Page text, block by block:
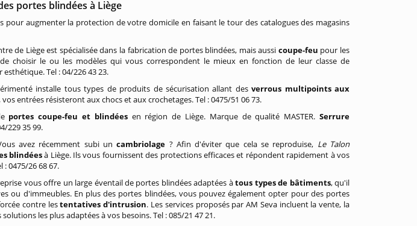
portes blindées à Liège
pour augmenter la protection de votre domicile en faisant le tour des catalogues des magasins
de Liège est spécialisée dans la fabrication de portes blindées, mais aussi coupe-feu pour les
choisir le ou les modèles qui vous correspondent le mieux en fonction de leur classe de
Tel : 04/226 43 23.
installe tous types de produits de sécurisation allant desverrous multipoints aux
entrées résisteront aux chocs et aux crochetages. Tel : 0475/51 06 73.
portes coupe-feu et blindéesen région de Liège. Marque de qualité MASTER.Serrure
229 35 99.
avez récemment subi un cambriolage ? Afin d'éviter que cela se reproduise, Le Talon
blindéesà Liège. Ils vous fournissent des protections efficaces et répondent rapidement à vos
: 0475/26 68 67.
vous offre un large éventail de portes blindées adaptées àtous types de bâtiments, qu'il
ou d'immeubles. En plus des portes blindées, vous pouvez également opter pour des portes
contre lestentatives d'intrusion. Les services proposés par AM Seva incluent la vente, la
les plus adaptées à vos besoins. Tel : 085/21 47 21.